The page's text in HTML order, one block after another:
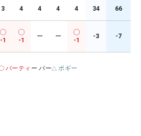
3 4 4 4 4 34 66
-1 -1
ー ー
-1
-3 -7
バーティ ー パー ボギー